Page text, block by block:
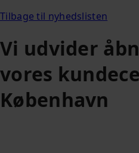
Tilbage til nyhedslisten
Vi udvider
vores
København